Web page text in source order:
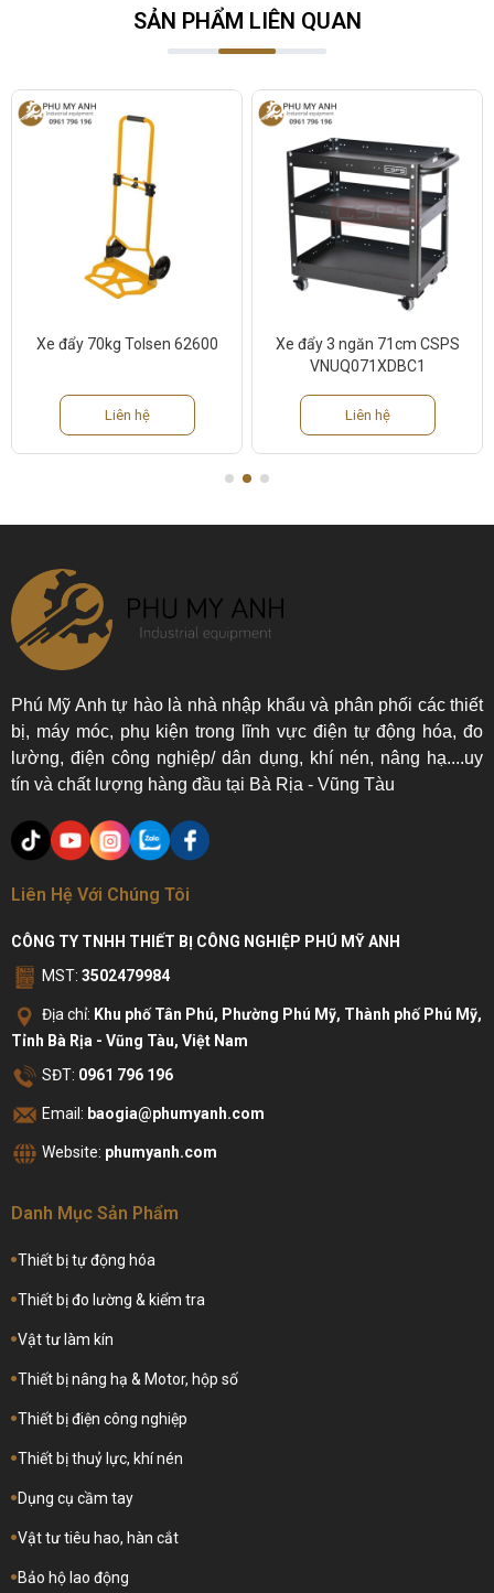
SẢN PHẨM LIÊN QUAN
Xe đẩy 70kg Tolsen 62600
Liên hệ
Xe đẩy 3 ngăn 71cm CSPS
VNUQ071XDBC1
Liên hệ
Phú Mỹ Anh tự hào là nhà nhập khẩu và phân phối các thiết
bị, máy móc, phụ kiện trong lĩnh vực điện tự động hóa, đo
lường, điện công nghiệp/ dân dụng, khí nén, nâng hạ....uy
tín và chất lượng hàng đầu tại Bà Rịa - Vũng Tàu
Liên Hệ Với Chúng Tôi
CÔNG TY TNHH THIẾT BỊ CÔNG NGHIỆP PHÚ MỸ ANH
MST: 3502479984
Địa chỉ: Khu phố Tân Phú, Phường Phú Mỹ, Thành phố Phú Mỹ,
Tỉnh Bà Rịa - Vũng Tàu, Việt Nam
SĐT: 0961 796 196
Email: baogia@phumyanh.com
Website: phumyanh.com
Danh Mục Sản Phẩm
Thiết bị tự động hóa
Thiết bị đo lường & kiểm tra
Vật tư làm kín
Thiết bị nâng hạ & Motor, hộp số
Thiết bị điện công nghiệp
Thiết bị thuỷ lực, khí nén
Dụng cụ cầm tay
Vật tư tiêu hao, hàn cắt
Bảo hộ lao động